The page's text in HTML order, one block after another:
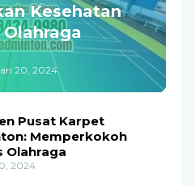
Kesehatan
20, 2024
Pusat Karpet
Memperkokoh
Olahraga
2024